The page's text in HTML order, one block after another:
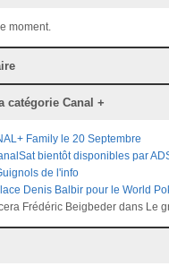
moment.
catégorie Canal +
Family le 20 Septembre
bientôt disponibles par
de l'info
Denis Balbir pour le World
Frédéric Beigbeder dans Le